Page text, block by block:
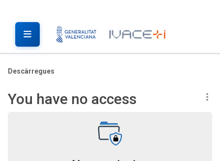
Descàrregues
You have no access